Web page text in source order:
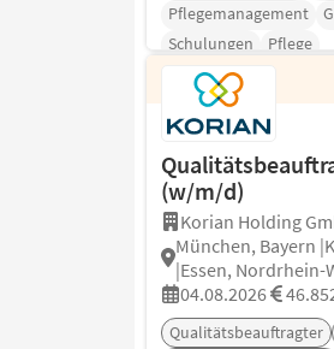
Pflegemanagement
Schulungen
Pflege
(w/m/d)
Korian Holding
München, Bayern
|Essen, Nordrhein-
04.08.2026
Qualitätsbeauftragter